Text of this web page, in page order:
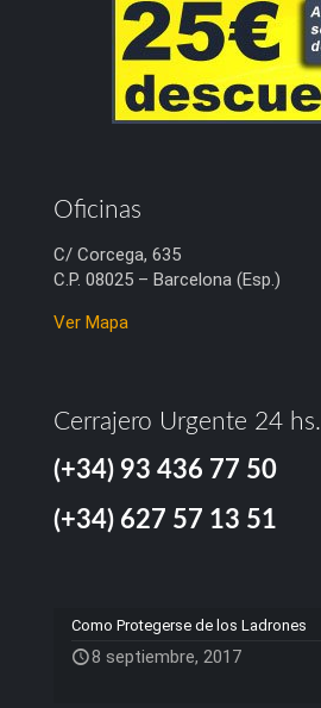
Oficinas
C/ Corcega, 635
C.P. 08025 – Barcelona (Esp.)
Ver Mapa
Cerrajero Urgente 24 hs.
(+34) 93 436 77 50
(+34) 627 57 13 51
Como Protegerse de los Ladrones
8 septiembre, 2017